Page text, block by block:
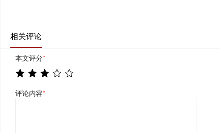
相关评论
本文评分*
评论内容*